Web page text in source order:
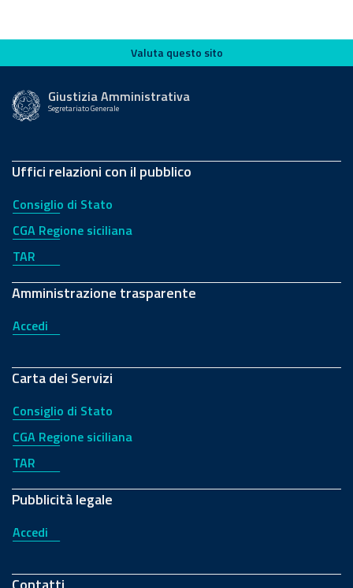
Valuta questo sito
Valuta questo sito
Giustizia Amministrativa
Segretariato Generale
Uffici relazioni con il pubblico
Consiglio di Stato
CGA Regione siciliana
TAR
Amministrazione trasparente
Accedi
Carta dei Servizi
Consiglio di Stato
CGA Regione siciliana
TAR
Pubblicità legale
Accedi